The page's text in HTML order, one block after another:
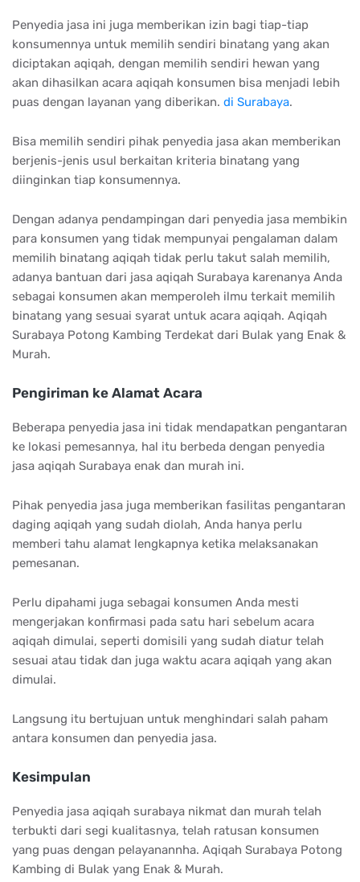
Penyedia jasa ini juga memberikan izin bagi tiap-tiap
konsumennya untuk memilih sendiri binatang yang akan
diciptakan aqiqah, dengan memilih sendiri hewan yang
akan dihasilkan acara aqiqah konsumen bisa menjadi lebih
puas dengan layanan yang diberikan. di Surabaya.
Bisa memilih sendiri pihak penyedia jasa akan memberikan
berjenis-jenis usul berkaitan kriteria binatang yang
diinginkan tiap konsumennya.
Dengan adanya pendampingan dari penyedia jasa membikin
para konsumen yang tidak mempunyai pengalaman dalam
memilih binatang aqiqah tidak perlu takut salah memilih,
adanya bantuan dari jasa aqiqah Surabaya karenanya Anda
sebagai konsumen akan memperoleh ilmu terkait memilih
binatang yang sesuai syarat untuk acara aqiqah. Aqiqah
Surabaya Potong Kambing Terdekat dari Bulak yang Enak &
Murah.
Pengiriman ke Alamat Acara
Beberapa penyedia jasa ini tidak mendapatkan pengantaran
ke lokasi pemesannya, hal itu berbeda dengan penyedia
jasa aqiqah Surabaya enak dan murah ini.
Pihak penyedia jasa juga memberikan fasilitas pengantaran
daging aqiqah yang sudah diolah, Anda hanya perlu
memberi tahu alamat lengkapnya ketika melaksanakan
pemesanan.
Perlu dipahami juga sebagai konsumen Anda mesti
mengerjakan konfirmasi pada satu hari sebelum acara
aqiqah dimulai, seperti domisili yang sudah diatur telah
sesuai atau tidak dan juga waktu acara aqiqah yang akan
dimulai.
Langsung itu bertujuan untuk menghindari salah paham
antara konsumen dan penyedia jasa.
Kesimpulan
Penyedia jasa aqiqah surabaya nikmat dan murah telah
terbukti dari segi kualitasnya, telah ratusan konsumen
yang puas dengan pelayanannha. Aqiqah Surabaya Potong
Kambing di Bulak yang Enak & Murah.